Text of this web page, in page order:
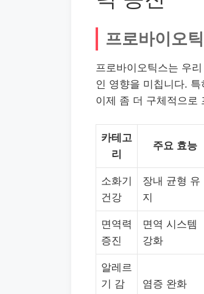
프로바이오
프로바이오틱스는 우
인 영향을 미칩니다.
이제 좀 더 구체적으로
카테고
리
주요 효능
소화기
건강
장내 균형 유
지
면역력
증진
면역 시스템
강화
알레르
기 감
염증 완화